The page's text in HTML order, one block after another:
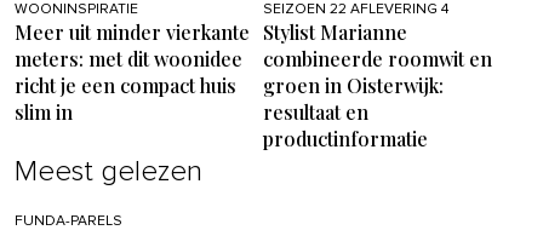
WOONINSPIRATIE
Meer uit minder vierkante
meters: met dit woonidee
richt je een compact huis
slim in
SEIZOEN 22 AFLEVERING 4
Stylist Marianne
combineerde roomwit en
groen in Oisterwijk:
resultaat en
productinformatie
Meest gelezen
FUNDA-PARELS